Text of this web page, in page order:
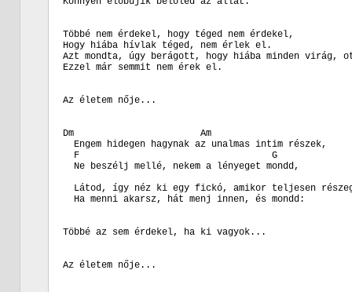
Többé nem érdekel, hogy téged nem érdekel,
Hogy hiába hívlak téged, nem érlek el.
Azt mondta, úgy berágott, hogy hiába minden virág,
Ezzel már semmit nem érek el.
Az életem nője...
Dm                       Am
  Engem hidegen hagynak az unalmas intim részek,
  F                                   G
  Ne beszélj mellé, nekem a lényeget mondd,
Látod, így néz ki egy fickó, amikor teljesen
  Ha menni akarsz, hát menj innen, és mondd:
Többé az sem érdekel, ha ki vagyok...
Az életem nője...